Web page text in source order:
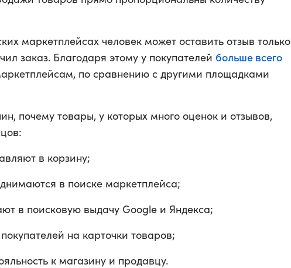
маркетплейсах человек может оставить отзыв только
заказ. Благодаря этому у покупателей больше всего
по сравнению с другими площадками
почему товары, у которых много оценок и отзывов,
в корзину;
в поиске маркетплейса;
в поисковую выдачу Google и Яндекса;
на карточки товаров;
к магазину и продавцу.